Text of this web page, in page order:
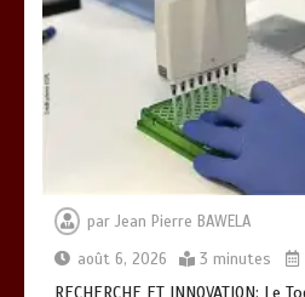
28
Vers une
performante
0
par Jean Pierre BAWELA
août 6, 2026
3 minutes
RECHERCHE ET INNOVATION: Le